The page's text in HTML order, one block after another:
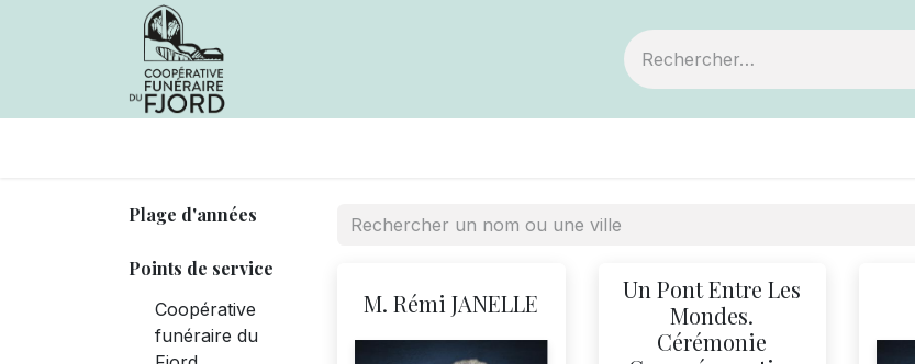
Plage d'années
Points de service
Coopérative
funéraire du
M. Rémi JANELLE
Un Pont Entre Les
Mondes.
Cérémonie